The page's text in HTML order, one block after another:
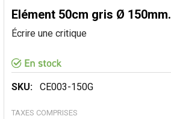
Elément 50cm gris Ø 150mm.
Écrire une critique
SKU: CE003-150G
TAXES COMPRISES